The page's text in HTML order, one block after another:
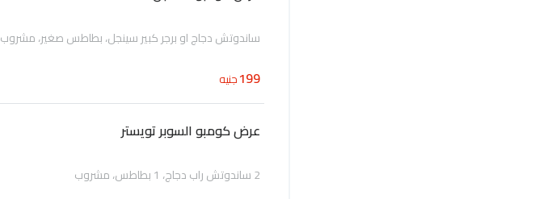
ساندوتش دجاج او برجر كبير سينجل، بطاطس صغير، مشروب
199جنيه
عرض كومبو السوبر تويستر
2 ساندوتش راب دجاج، 1 بطاطس، مشروب